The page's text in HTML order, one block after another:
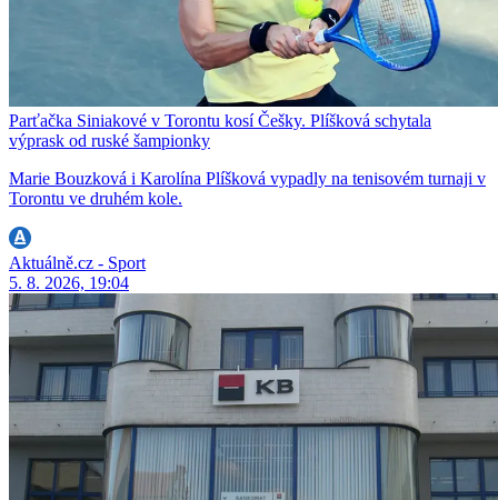
Parťačka Siniakové v Torontu kosí Češky. Plíšková schytala
výprask od ruské šampionky
Marie Bouzková i Karolína Plíšková vypadly na tenisovém turnaji v
Torontu ve druhém kole.
Aktuálně.cz - Sport
5. 8. 2026, 19:04